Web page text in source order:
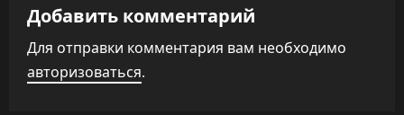
и
я
Добавить комментарий
Для отправки комментария вам необходимо
авторизоваться.